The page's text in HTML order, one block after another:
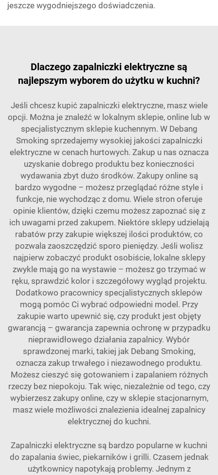
jeszcze wygodniejszego doświadczenia.
Dlaczego zapalniczki elektryczne są
najlepszym wyborem do użytku w kuchni?
Jeśli chcesz kupić zapalniczki elektryczne, masz wiele
opcji. Można je znaleźć w lokalnym sklepie, online lub w
specjalistycznym sklepie kuchennym. W Debang
Smoking sprzedajemy wysokiej jakości zapalniczki
elektryczne w cenach hurtowych. Zakup u nas oznacza
uzyskanie dobrego produktu bez konieczności
wydawania zbyt dużo środków. Zakupy online są
bardzo wygodne – możesz przeglądać różne style i
funkcje, nie wychodząc z domu. Wiele stron oferuje
opinie klientów, dzięki czemu możesz zapoznać się z
ich uwagami przed zakupem. Niektóre sklepy udzielają
rabatów przy zakupie większej ilości produktów, co
pozwala zaoszczędzić sporo pieniędzy. Jeśli wolisz
najpierw zobaczyć produkt osobiście, lokalne sklepy
zwykle mają go na wystawie – możesz go trzymać w
ręku, sprawdzić kolor i szczegółowy wygląd projektu.
Dodatkowo pracownicy specjalistycznych sklepów
mogą pomóc Ci wybrać odpowiedni model. Przy
zakupie warto upewnić się, czy produkt jest objęty
gwarancją – gwarancja zapewnia ochronę w przypadku
nieprawidłowego działania zapalnicy. Wybór
sprawdzonej marki, takiej jak Debang Smoking,
oznacza zakup trwałego i niezawodnego produktu.
Możesz cieszyć się gotowaniem i zapalaniem różnych
rzeczy bez niepokoju. Tak więc, niezależnie od tego, czy
wybierzesz zakupy online, czy w sklepie stacjonarnym,
masz wiele możliwości znalezienia idealnej zapalnicy
elektrycznej do kuchni.
Zapalniczki elektryczne są bardzo popularne w kuchni
do zapalania świec, piekarników i grilli. Czasem jednak
użytkownicy napotykają problemy. Jednym z